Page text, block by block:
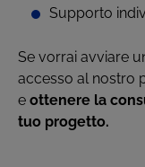
Supporto
Se vorrai avviare
accesso al nostro
e ottenere la
tuo progetto.